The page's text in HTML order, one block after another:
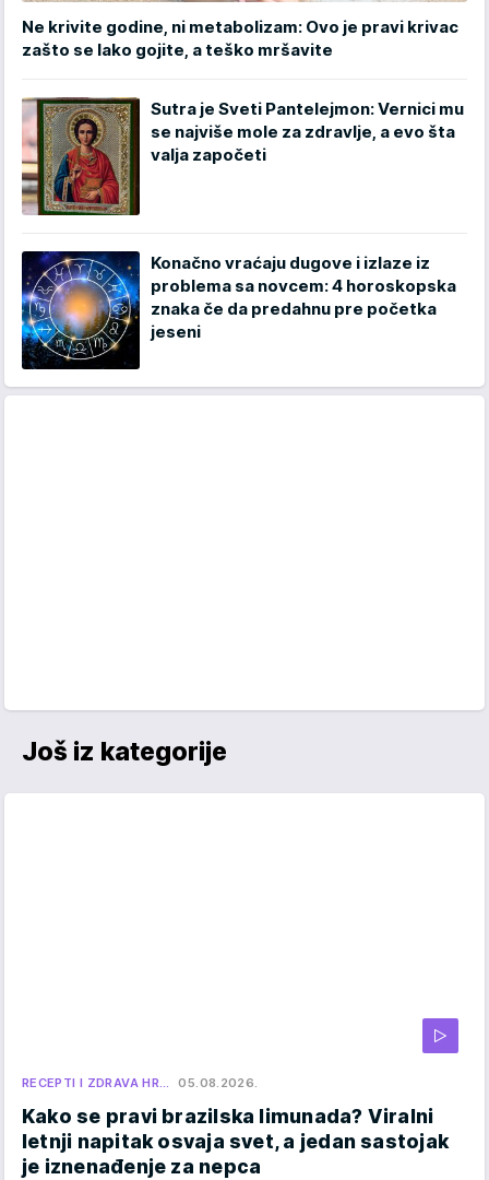
Ne krivite godine, ni metabolizam: Ovo je pravi krivac
zašto se lako gojite, a teško mršavite
Sutra je Sveti Pantelejmon: Vernici mu
se najviše mole za zdravlje, a evo šta
valja započeti
Konačno vraćaju dugove i izlaze iz
problema sa novcem: 4 horoskopska
znaka če da predahnu pre početka
jeseni
Još iz kategorije
RECEPTI I ZDRAVA HR… 05.08.2026.
Kako se pravi brazilska limunada? Viralni
letnji napitak osvaja svet, a jedan sastojak
je iznenađenje za nepca